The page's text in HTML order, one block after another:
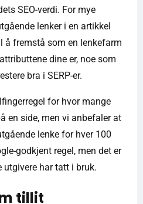
SEO-verdi. For mye
lenker i en artikkel
å fremstå som en lenkefarm
dine er, noe som
bra i SERP-er.
for hvor mange
en side, men vi anbefaler at
lenke for hver 100
godkjent regel, men det er
har tatt i bruk.
tillit